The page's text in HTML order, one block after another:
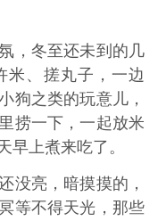
冬至还未到的几
米、搓丸子，一边
狗之类的玩意儿，
捞一下，一起放米
早上煮来吃了。
亮，暗摸摸的，
等不得天光，那些